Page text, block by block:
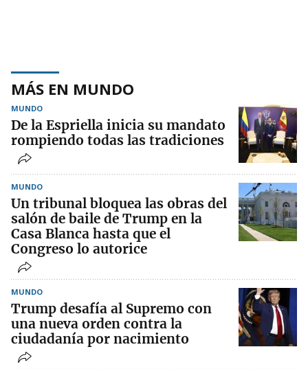
MÁS EN MUNDO
MUNDO
De la Espriella inicia su mandato
rompiendo todas las tradiciones
MUNDO
Un tribunal bloquea las obras del
salón de baile de Trump en la
Casa Blanca hasta que el
Congreso lo autorice
MUNDO
Trump desafía al Supremo con
una nueva orden contra la
ciudadanía por nacimiento